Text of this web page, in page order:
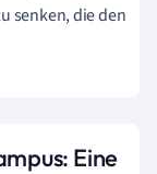
senken, die den
Eine